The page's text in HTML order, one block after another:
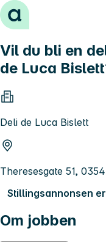
Hopp til innhold
Vil du bli en
de Luca
Deli de Luca Bislett
Theresesgate 51,
Stillingsannonsen
Om jobben